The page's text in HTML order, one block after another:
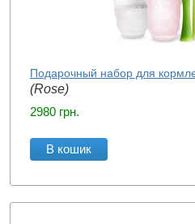
Подарочный набор для
(Rose)
2980 грн.
В кошик